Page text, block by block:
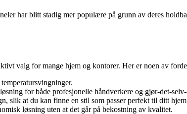
har blitt stadig mer populære på grunn av deres
valg for mange hjem og kontorer. Her er noen av
for både profesjonelle håndverkere og gjør-det-selv-
slik at du kan finne en stil som passer perfekt til ditt
løsning uten at det går på bekostning av kvalitet.